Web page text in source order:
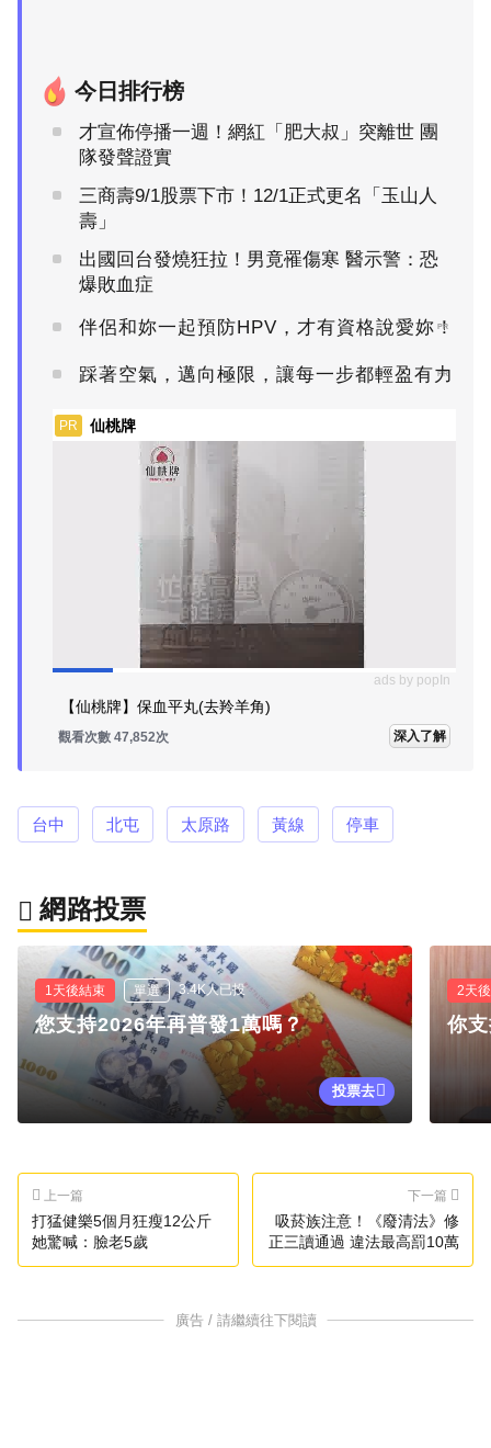
今日排行榜
才宣佈停播一週！網紅「肥大叔」突離世 團
隊發聲證實
三商壽9/1股票下市！12/1正式更名「玉山人
壽」
出國回台發燒狂拉！男竟罹傷寒 醫示警：恐
爆敗血症
伴侶和妳一起預防HPV，才有資格說愛妳！
PR
踩著空氣，邁向極限，讓每一步都輕盈有力
PR
PR 仙桃牌
ads by popIn
【仙桃牌】保血平丸(去羚羊角)
觀看次數 47,852次 深入了解
台中 北屯 太原路 黃線 停車
網路投票
1天後結束 單選 3.4K人已投
您支持2026年再普發1萬嗎？
投票去
2天
你
上一篇
打猛健樂5個月狂瘦12公斤
她驚喊：臉老5歲
下一篇
吸菸族注意！《廢清法》修
正三讀通過 違法最高罰10萬
廣告 / 請繼續往下閱讀